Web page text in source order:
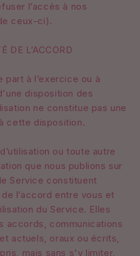
l’accès à nos
ceux-ci).
DE L’ACCORD
part à l’exercice ou à
disposition des
ne constitue pas une
cette disposition.
ou toute autre
que nous publions sur
Service constituent
l’accord entre vous et
du Service. Elles
accords, communications
actuels, oraux ou écrits,
mais sans s'y limiter,